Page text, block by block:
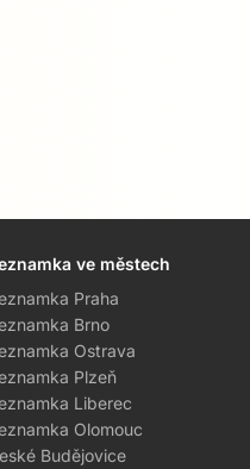
ve městech
Praha
Brno
Ostrava
Plzeň
Liberec
Olomouc
Budějovice